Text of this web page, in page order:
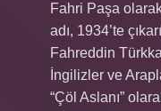
Fahri Paşa
adı, 1934’te
Fahreddin
İngilizler ve
“Çöl Aslanı”